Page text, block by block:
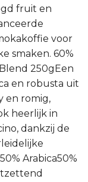
fruit en
voor
smaken. 60%
250gEen
en robusta uit
en romig,
heerlijk in
dankzij de
Arabica50%